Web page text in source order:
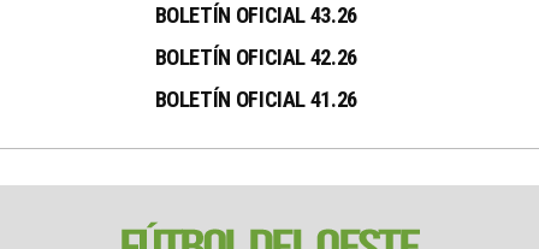
BOLETÍN OFICIAL 43.26
BOLETÍN OFICIAL 42.26
BOLETÍN OFICIAL 41.26